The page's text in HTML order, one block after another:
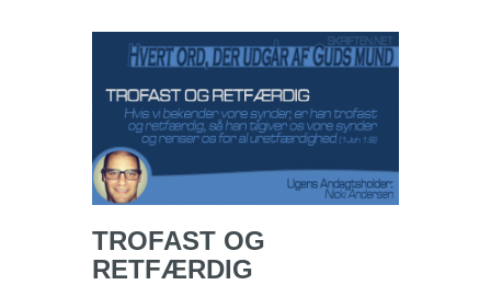
TROFAST OG
RETFÆRDIG